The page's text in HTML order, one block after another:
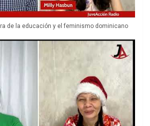
de la educación y el feminismo dominicano